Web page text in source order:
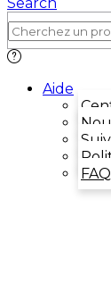
Search
Aide
FAQ